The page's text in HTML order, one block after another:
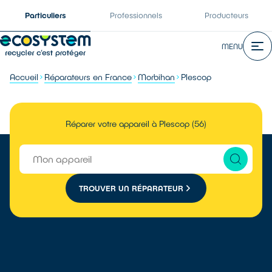
Particuliers Professionnels Producteurs
MENU
Accueil Réparateurs en France Morbihan Plescop
Réparer votre appareil à Plescop (56)
TROUVER UN RÉPARATEUR